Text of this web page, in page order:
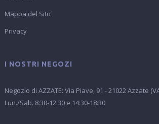
Mappa del Sito
Privacy
I NOSTRI NEGOZI
Negozio di AZZATE: Via Piave, 91 - 21022 Azzate
Lun./Sab. 8:30-12:30 e 14:30-18:30